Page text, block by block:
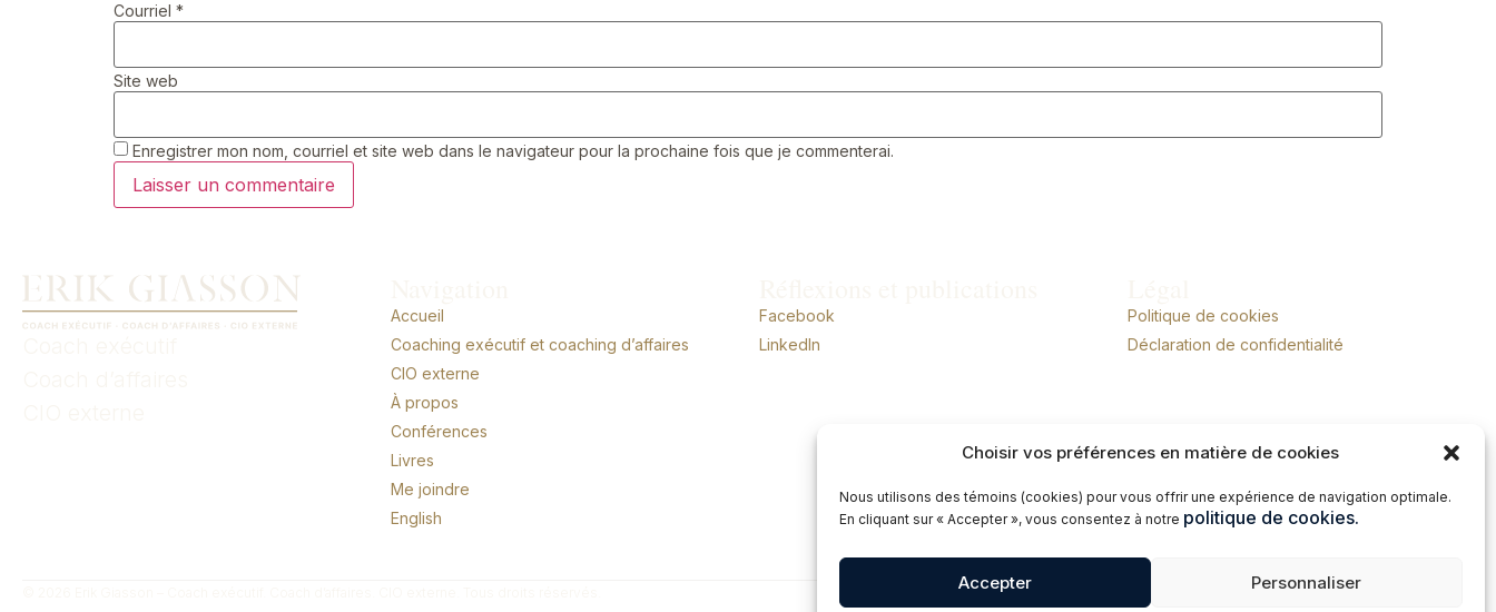
Choisir vos préférences en matière de cookies
Nous utilisons des témoins (cookies) pour vous offrir une expérience de navigation optimale.
En cliquant sur « Accepter », vous consentez à notre politique de cookies.
Accepter Personnaliser
Courriel *
Site web
Enregistrer mon nom, courriel et site web dans le navigateur pour la prochaine fois que je commenterai.
Accueil
Coaching exécutif et coaching d’affaires
CIO externe
À propos
Conférences
Livres
Me joindre
English
Facebook
LinkedIn
Politique de cookies
Déclaration de confidentialité